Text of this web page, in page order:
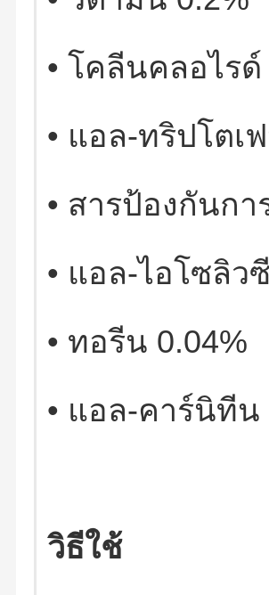
• โคลีนคลอไรด์
• แอล-ทริปโตเ
• สารป้องกันกา
• แอล-ไอโซลิว
• ทอรีน 0.04%
• แอล-คาร์นิทีน
วิธีใช้